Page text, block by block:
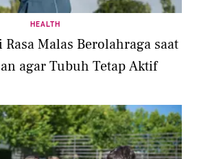
HEALTH
Rasa Malas Berolahraga saat
agar Tubuh Tetap Aktif